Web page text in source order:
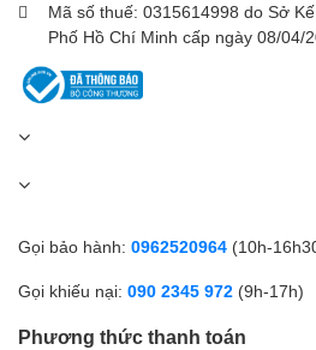
Không giới hạn
Kết nối
Wi-Fi 802.11 b/g/n
Wi-Fi Direct
Wi-Fi hotspot
Mã số thuế: 0315614998 do Sở
Phố Hồ Chí Minh cấp ngày 08/04/
Gọi bảo hành: 0962520964 (10h-
Gọi khiếu nại: 090 2345 972 (9h-17h)
Phương thức thanh toán